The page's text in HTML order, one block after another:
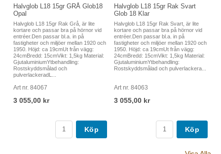
Halvglob L18 15gr GRÅ Glob18
Opal
Halvglob L18 15gr Rak Grå, är lite
kortare och passar bra på hörnor vid
entréer.Den passar bl.a. in på
fastigheter och miljöer mellan 1920 och
1950. Höjd: ca 19cmUt från vägg:
24cmBredd: 15cmVikt: 1,5kg Material:
GjutaluminiumYtbehandling:
Rostskyddsmålad och
pulverlackeradL...
Art nr. 84067
3 055,00 kr
Köp
Halvglob L18 15gr Rak Svart
Glob 18 Klar
Halvglob L18 15gr Rak Svart, är lite
kortare och passar bra på hörnor vid
entréer.Den passar bl.a. in på
fastigheter och miljöer mellan 1920 och
1950. Höjd: ca 19cmUt från vägg:
24cmBredd: 15cmVikt: 1,5kg Material:
GjutaluminiumYtbehandling:
Rostskyddsmålad och pulverlackera...
Art nr. 84063
3 055,00 kr
Köp